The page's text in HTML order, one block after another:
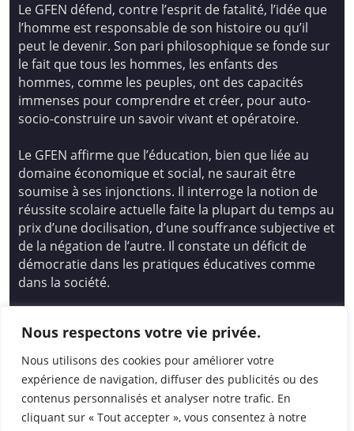
Nous respectons votre vie privée.
Nous utilisons des cookies pour améliorer votre
expérience de navigation, diffuser des publicités ou des
contenus personnalisés et analyser notre trafic. En
cliquant sur « Tout accepter », vous consentez à notre
Le GFEN défend, contre l’esprit de fatalité, l’idée que
l’homme est responsable de son histoire ou qu’il
peut le devenir. Son pari philosophique se fonde sur
le fait que tous les hommes, les enfants des
hommes, comme les peuples, ont des capacités
immenses pour comprendre et créer, pour auto-
socio-construire un savoir vivant et opératoire.
Le GFEN affirme que l’éducation, bien que liée au
domaine économique et social, ne saurait être
soumise à ses injonctions. Il interroge la notion de
réussite scolaire actuelle faite la plupart du temps au
prix d’une docilisation, d’une souffrance subjective et
de la négation de l’autre. Il constate un déficit de
démocratie dans les pratiques éducatives comme
dans la société.
Nouvelle
14 avenue Spinoza 94200 Ivry Sur Seine
01 46 72 53 17 – gfen@gfen.asso.fr